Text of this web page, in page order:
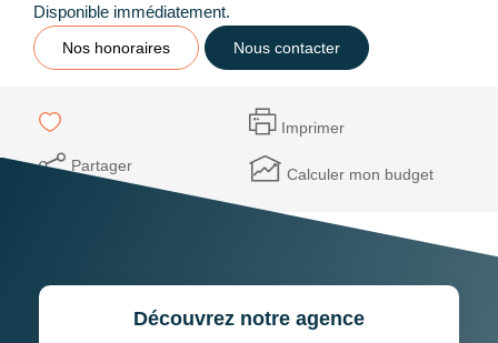
Disponible immédiatement.
Nos honoraires Nous contacter
Imprimer
Partager Calculer mon budget
Découvrez notre agence